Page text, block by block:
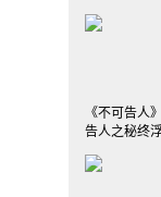
《不可告人
告人之秘终